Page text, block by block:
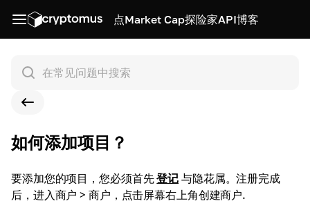
点Market Cap探险家API博客
如何添加项目？
要添加您的项目，您必须首先登记 与隐花属。注册完成
后，进入商户 > 商户，点击屏幕右上角创建商户.